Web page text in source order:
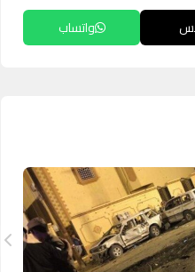
واتساب